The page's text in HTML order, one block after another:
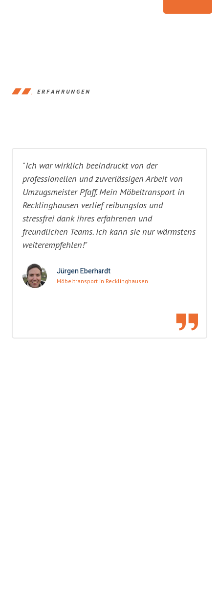
ERFAHRUNGEN
"Ich war wirklich beeindruckt von der
professionellen und zuverlässigen Arbeit von
Umzugsmeister Pfaff. Mein Möbeltransport in
Recklinghausen verlief reibungslos und
stressfrei dank ihres erfahrenen und
freundlichen Teams. Ich kann sie nur wärmstens
weiterempfehlen!"
Jürgen Eberhardt
Möbeltransport in Recklinghausen